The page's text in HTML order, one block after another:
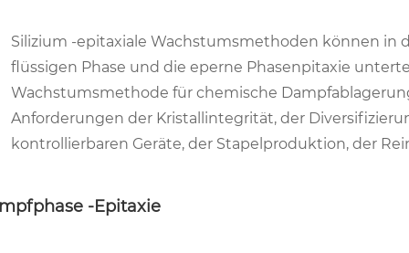
Silizium -epitaxiale Wachstumsmethoden können in
flüssigen Phase und die eperne Phasenpitaxie
Wachstumsmethode für chemische
Anforderungen der Kristallintegrität, der
kontrollierbaren Geräte, der Stapelproduktion, der
-Epitaxie